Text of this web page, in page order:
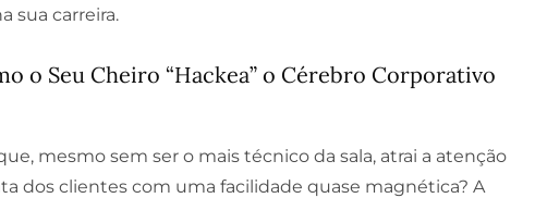
sua carreira.
o Seu Cheiro “Hackea” o Cérebro Corporativo
mesmo sem ser o mais técnico da sala, atrai a atenção
dos clientes com uma facilidade quase magnética? A